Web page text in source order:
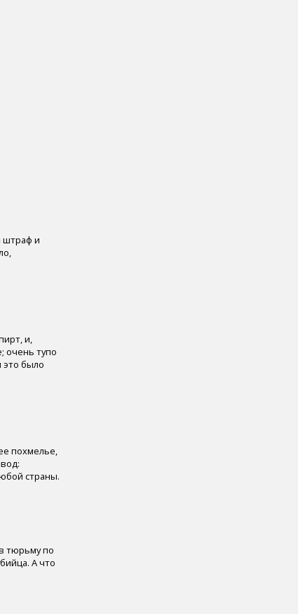
штраф и
и,
очень тупо
это было
похмелье,
страны.
тюрьму по
А что